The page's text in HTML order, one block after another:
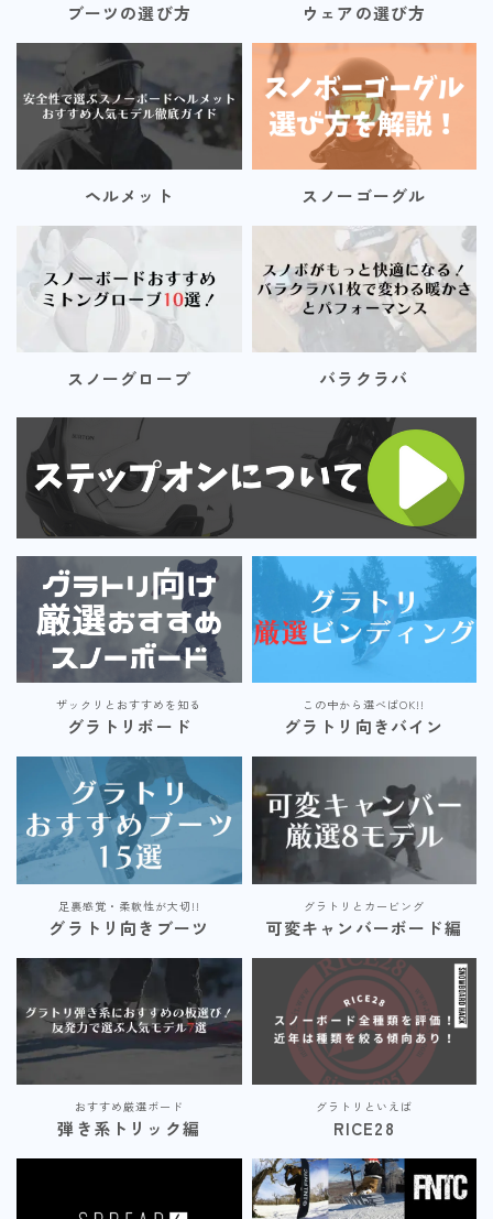
ブーツの選び方 ウェアの選び方
ヘルメット スノーゴーグル
スノーグローブ バラクラバ
ザックリとおすすめを知る
グラトリボード
この中から選べばOK!!
グラトリ向きバイン
足裏感覚・柔軟性が大切!!
グラトリ向きブーツ
グラトリとカービング
可変キャンバーボード編
おすすめ厳選ボード
弾き系トリック編
グラトリといえば
RICE28